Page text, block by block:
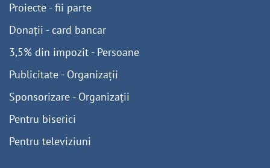
Proiecte - fii parte
Donații - card bancar
3,5% din impozit - Persoane
Publicitate - Organizații
Sponsorizare - Organizații
Pentru biserici
Pentru televiziuni